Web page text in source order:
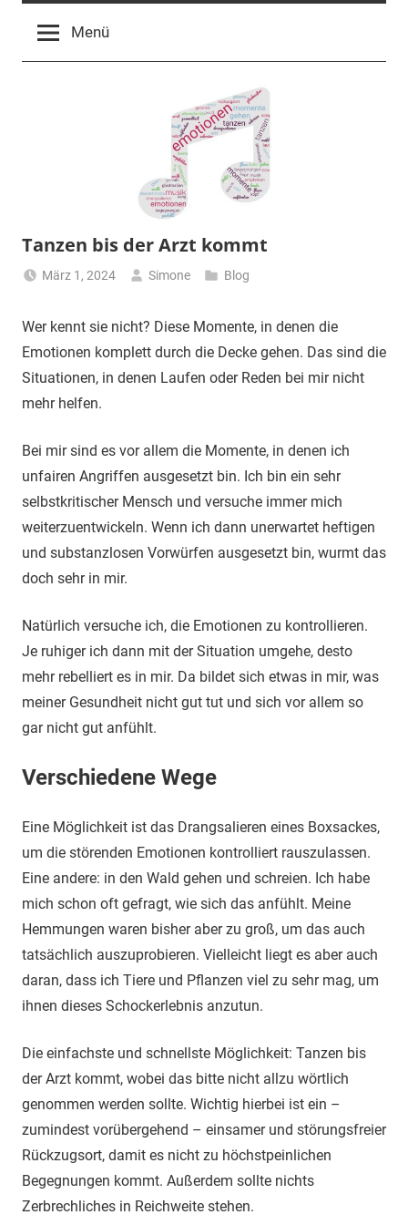
Herzensmenschen,
Menü
Tanzen bis der Arzt kommt
März 1, 2024 Simone Blog
Wer kennt sie nicht? Diese Momente, in denen die
Emotionen komplett durch die Decke gehen. Das sind die
Situationen, in denen Laufen oder Reden bei mir nicht
mehr helfen.
Bei mir sind es vor allem die Momente, in denen ich
unfairen Angriffen ausgesetzt bin. Ich bin ein sehr
selbstkritischer Mensch und versuche immer mich
weiterzuentwickeln. Wenn ich dann unerwartet heftigen
und substanzlosen Vorwürfen ausgesetzt bin, wurmt das
doch sehr in mir.
Natürlich versuche ich, die Emotionen zu kontrollieren.
Je ruhiger ich dann mit der Situation umgehe, desto
mehr rebelliert es in mir. Da bildet sich etwas in mir, was
meiner Gesundheit nicht gut tut und sich vor allem so
gar nicht gut anfühlt.
Verschiedene Wege
Eine Möglichkeit ist das Drangsalieren eines Boxsackes,
um die störenden Emotionen kontrolliert rauszulassen.
Eine andere: in den Wald gehen und schreien. Ich habe
mich schon oft gefragt, wie sich das anfühlt. Meine
Hemmungen waren bisher aber zu groß, um das auch
tatsächlich auszuprobieren. Vielleicht liegt es aber auch
daran, dass ich Tiere und Pflanzen viel zu sehr mag, um
ihnen dieses Schockerlebnis anzutun.
Die einfachste und schnellste Möglichkeit: Tanzen bis
der Arzt kommt, wobei das bitte nicht allzu wörtlich
genommen werden sollte. Wichtig hierbei ist ein –
zumindest vorübergehend – einsamer und störungsfreier
Rückzugsort, damit es nicht zu höchstpeinlichen
Begegnungen kommt. Außerdem sollte nichts
Zerbrechliches in Reichweite stehen.